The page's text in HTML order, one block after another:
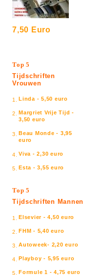
7,50 Euro
Top 5
Tijdschriften
Vrouwen
1. Linda - 5,50 euro
2. Margriet Vrije Tijd -
3,50 euro
3. Beau Monde - 3,95
euro
4. Viva - 2,30 euro
5. Esta - 3,55 euro
Top 5
Tijdschriften Mannen
1. Elsevier - 4,50 euro
2. FHM - 5,40 euro
3. Autoweek- 2,20 euro
4. Playboy - 5,95 euro
5. Formule 1 - 4,75 euro